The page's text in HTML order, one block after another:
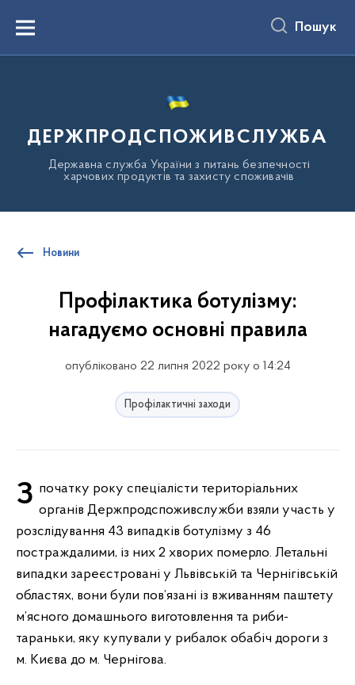
вмістуMenu Пошук
ДЕРЖПРОДСПОЖИВСЛУЖБА
Державна служба України з питань безпечності
харчових продуктів та захисту споживачів
Новини
Профілактика ботулізму:
нагадуємо основні правила
опубліковано 22 липня 2022 року о 14:24
Профілактичні заходи
З початку року спеціалісти територіальних органів Держпродспоживслужби взяли участь у
розслідування 43 випадків ботулізму з 46
постраждалими, із них 2 хворих померло. Летальні
випадки зареєстровані у Львівській та Чернігівській
областях, вони були пов’язані із вживанням паштету
м’ясного домашнього виготовлення та риби-
тараньки, яку купували у рибалок обабіч дороги з
м. Києва до м. Чернігова.